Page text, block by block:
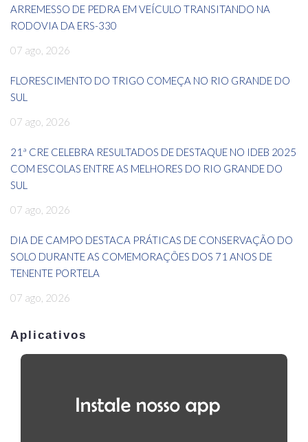
ARREMESSO DE PEDRA EM VEÍCULO TRANSITANDO NA
RODOVIA DA ERS-330
07 ago, 2026
FLORESCIMENTO DO TRIGO COMEÇA NO RIO GRANDE DO
SUL
07 ago, 2026
21ª CRE CELEBRA RESULTADOS DE DESTAQUE NO IDEB 2025
COM ESCOLAS ENTRE AS MELHORES DO RIO GRANDE DO
SUL
07 ago, 2026
DIA DE CAMPO DESTACA PRÁTICAS DE CONSERVAÇÃO DO
SOLO DURANTE AS COMEMORAÇÕES DOS 71 ANOS DE
TENENTE PORTELA
07 ago, 2026
Aplicativos